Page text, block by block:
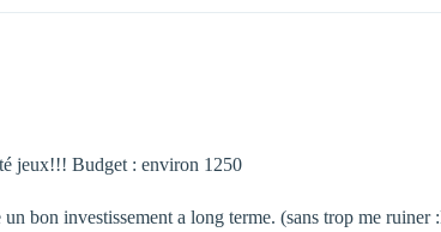
jeux!!! Budget : environ 1250
bon investissement a long terme. (sans trop me ruiner